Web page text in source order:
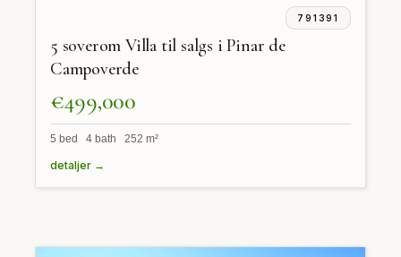
791391
5 soverom Villa til salgs i Pinar de
Campoverde
€499,000
5 bed 4 bath 252 m²
detaljer →